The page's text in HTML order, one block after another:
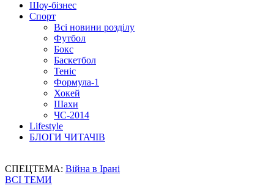
Шоу-бізнес
Спорт
Всі новини розділу
Футбол
Бокс
Баскетбол
Теніс
Формула-1
Хокей
Шахи
ЧС-2014
Lifestyle
БЛОГИ ЧИТАЧІВ
СПЕЦТЕМА: Війна в Ірані
ВСІ ТЕМИ